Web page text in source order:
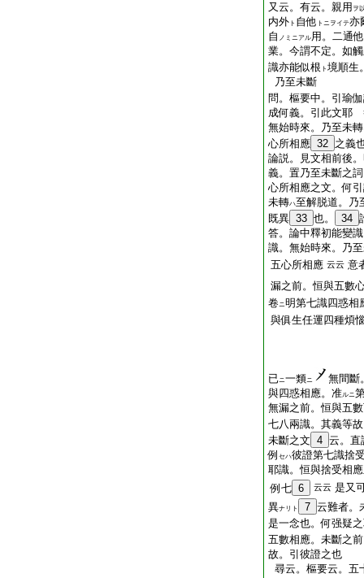
又云。有云。親用 ヲ
内外 ト 自他 トニヲイテ亦
自 ノミニアル用。二通
業。今謂不定。如
識亦能似根 ト 境順生
乃至未斷
問。樞要中。引瑜
成何義。引此文耶
無始時來。乃至未
心所相應 32 之義
論説。見文相前後
義。置乃至未斷之
心所相應之文。何
未轉ハ至解脱道。乃
既異 33 也。 34
答。論中釋初能變識
識。無始時來。乃
五心所相應 云云 意
漏之前。恒與五數
卷ニ明第七識四惑相
與俱生任運四種煩
已ニ一類ニ
無間斷
與四惑相應。准ルニ
無漏之前。恒與五
七八兩識。其義等
未斷之文 4 云。直
例 セハ彼證第七識捨
耶識。恒與捨受相
例七 6 云云 是又
異ナリト 7 云難者。
是一念也。何强疑
五數相應。未斷之
故。引彼證之也
尋云。樞要云。五